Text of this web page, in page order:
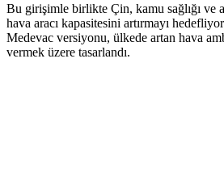
Bu girişimle birlikte Çin, kamu sağlığı ve
hava aracı kapasitesini artırmayı
Medevac versiyonu, ülkede artan hava
vermek üzere tasarlandı.